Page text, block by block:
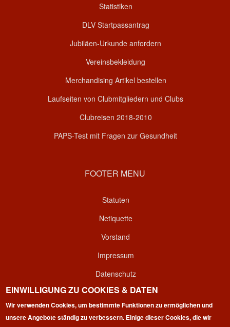
Statistiken
DLV Startpassantrag
Jubiläen-Urkunde anfordern
Vereinsbekleidung
Merchandising Artikel bestellen
Laufseiten von Clubmitgliedern und Clubs
Clubreisen 2018-2010
PAPS-Test mit Fragen zur Gesundheit
FOOTER MENU
Statuten
Netiquette
Vorstand
Impressum
Datenschutz
Kontakt
Login
EINWILLIGUNG ZU COOKIES & DATEN
Wir verwenden Cookies, um bestimmte Funktionen zu ermöglichen und
unsere Angebote ständig zu verbessern. Einige dieser Cookies, die wir